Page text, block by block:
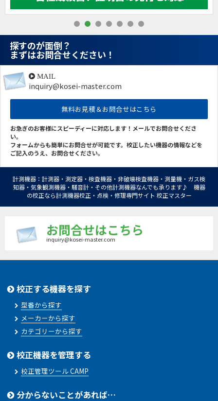
探すのが面倒？
まずはお問合せください！
MAIL
inquiry@kosei-master.com
無料お見積＆お問合せはこちら
お急ぎのお客様にスピーディーに対応します！メールでお問合せくださ
い。
フォームからも簡単にお問合せが可能です。校正したい機器の情報などを
ご記入のうえ、お問合せください。
計測機器：計測器・測定器・検査機器・非破壊検査機器・測量機・ガス検
知器・気象観測機器・騒音計・その他計測機器なんでも承ります♪ 機器
の校正なら計測機器校正・点検・修理専門サイト 校正マスター
お問合せはこちら
inquiry@kosei-master.com
校正する機器を探す
型番から探す
メーカーから探す
カテゴリーから探す
校正機器を管理する
校正管理ツール CAMP
分からないことがあれば…